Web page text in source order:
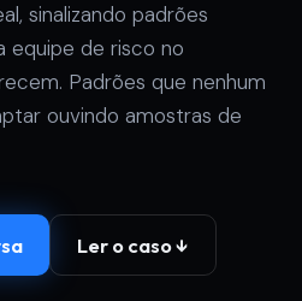
sinalizando padrões
equipe de risco no
Padrões que nenhum
ouvindo amostras de
Ler o caso ↓